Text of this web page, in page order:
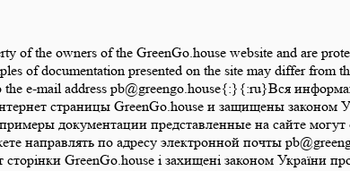
of the owners of the GreenGo.house website and are
of documentation presented on the site may differ from
e-mail address pb@greengo.house{:}{:ru}Вся
страницы GreenGo.house и защищены
документации представленные на сайте
по адресу электронной почты
GreenGo.house і захищені законом України